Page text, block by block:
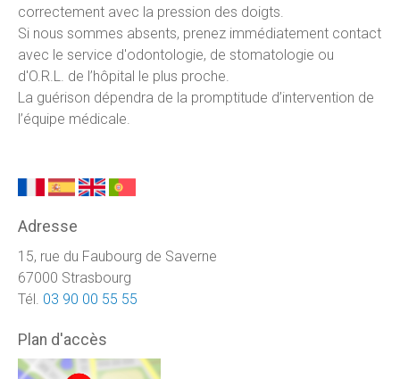
correctement avec la pression des doigts.
Si nous sommes absents, prenez immédiatement contact
avec le service d'odontologie, de stomatologie ou
d'O.R.L. de l’hôpital le plus proche.
La guérison dépendra de la promptitude d’intervention de
l’équipe médicale.
Adresse
15, rue du Faubourg de Saverne
67000 Strasbourg
Tél. 03 90 00 55 55
Plan d'accès